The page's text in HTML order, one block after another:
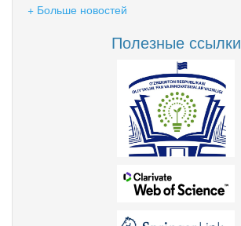
+ Больше новостей
Полезные ссылки